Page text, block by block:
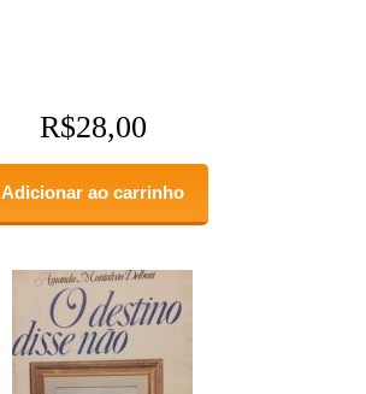
R$28,00
Adicionar ao carrinho